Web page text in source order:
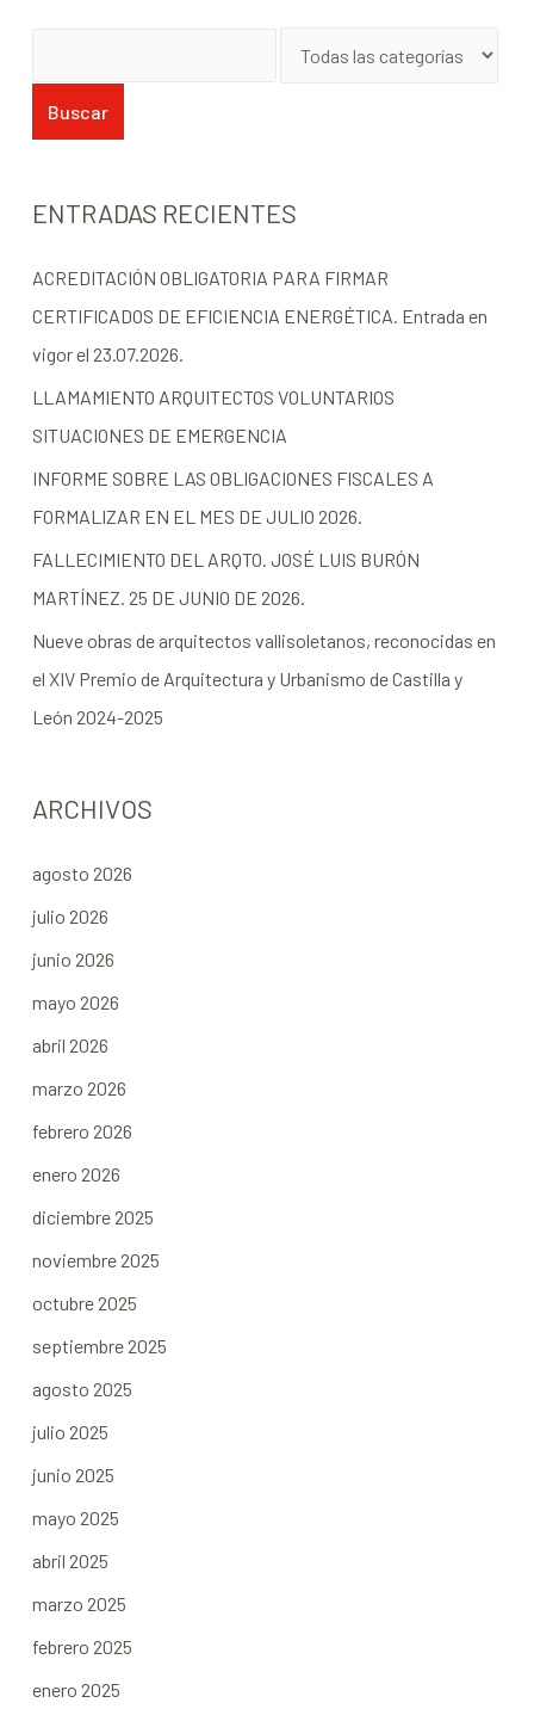
ENTRADAS RECIENTES
ACREDITACIÓN OBLIGATORIA PARA FIRMAR
CERTIFICADOS DE EFICIENCIA ENERGÉTICA. Entrada en
vigor el 23.07.2026.
LLAMAMIENTO ARQUITECTOS VOLUNTARIOS
SITUACIONES DE EMERGENCIA
INFORME SOBRE LAS OBLIGACIONES FISCALES A
FORMALIZAR EN EL MES DE JULIO 2026.
FALLECIMIENTO DEL ARQTO. JOSÉ LUIS BURÓN
MARTÍNEZ. 25 DE JUNIO DE 2026.
Nueve obras de arquitectos vallisoletanos, reconocidas en
el XIV Premio de Arquitectura y Urbanismo de Castilla y
León 2024-2025
ARCHIVOS
agosto 2026
julio 2026
junio 2026
mayo 2026
abril 2026
marzo 2026
febrero 2026
enero 2026
diciembre 2025
noviembre 2025
octubre 2025
septiembre 2025
agosto 2025
julio 2025
junio 2025
mayo 2025
abril 2025
marzo 2025
febrero 2025
enero 2025